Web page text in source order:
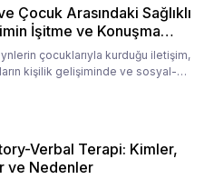
Çocuk Arasındaki Sağlıklı
İşitme ve Konuşma
Rolü
çocuklarıyla kurduğu iletişim,
kişilik gelişiminde ve sosyal-
Verbal Terapi: Kimler,
ve Nedenler